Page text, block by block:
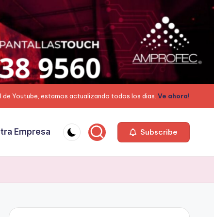
de Youtube, estamos actualizando todos los dias. Ve ahora!
Empresa Subscribe